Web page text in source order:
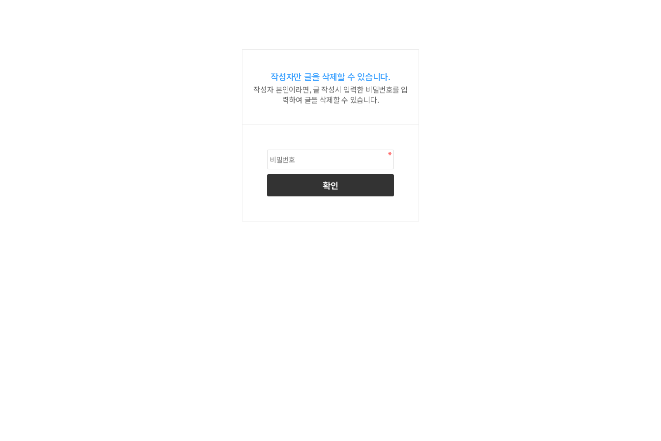
작성자만 글을 삭제할 수 있습니다.
작성자 본인이라면, 글 작성시 입력한 비밀번호를 입
력하여 글을 삭제할 수 있습니다.